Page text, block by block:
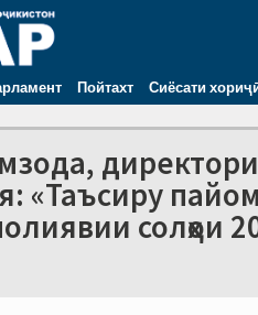
Пойтахт Сиёсати
«Таъсиру
солҳои